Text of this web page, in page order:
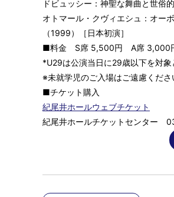
ドビュッシー：神聖な舞曲と世俗
オトマール・クヴィエシュ：オー
（1999）［日本初演］
■料金 S席 5,500円 A席 3,000
*U29は公演当日に29歳以下を対象
※未就学児のご入場はご遠慮くださ
■チケット購入
紀尾井ホールウェブチケット
紀尾井ホールチケットセンター